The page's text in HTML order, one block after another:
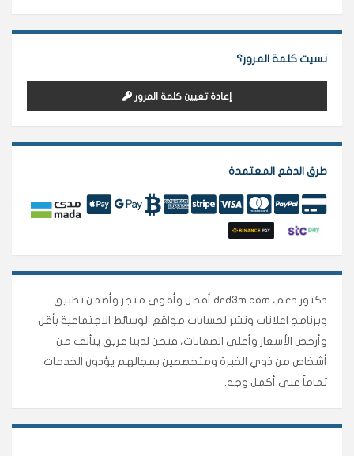
نسيت كلمة المرور؟
إعادة تعيين كلمة المرور
طرق الدفع المعتمدة
دكتور دعم، drd3m.com أفضل وأقوى متجر وأضمن تطبيق
وبرنامج اعلانات ونشر لحسابات مواقع الوسائط الاجتماعية بأقل
وأرخص الأسعار وأعلى الضمانات، فنحن لدينا فريق يتألف من
أشخاص من ذوي الخبرة ومتخصصين بمجالهم يؤدون الخدمات
تماماً على أكمل وجه.